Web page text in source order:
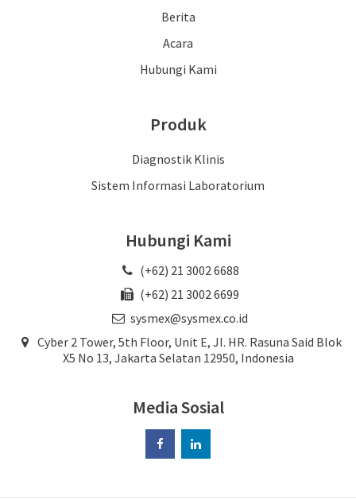
Berita
Acara
Hubungi Kami
Produk
Diagnostik Klinis
Sistem Informasi Laboratorium
Hubungi Kami
(+62) 21 3002 6688
(+62) 21 3002 6699
sysmex@sysmex.co.id
Cyber 2 Tower, 5th Floor, Unit E, JI. HR. Rasuna Said Blok
X5 No 13, Jakarta Selatan 12950, Indonesia
Media Sosial